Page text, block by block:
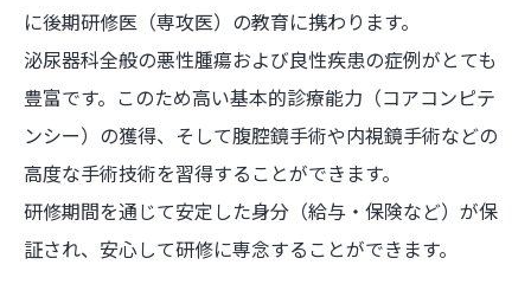
に後期研修医（専攻医）の教育に携わります。
泌尿器科全般の悪性腫瘍および良性疾患の症例がとても
豊富です。このため高い基本的診療能力（コアコンピテ
ンシー）の獲得、そして腹腔鏡手術や内視鏡手術などの
高度な手術技術を習得することができます。
研修期間を通じて安定した身分（給与・保険など）が保
証され、安心して研修に専念することができます。